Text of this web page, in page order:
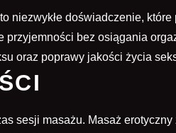
niezwykłe doświadczenie,
bez osiągania
oraz poprawy jakości życia
sesji masażu. Masaż erotyczny